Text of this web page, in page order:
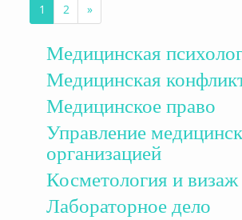
1
(текущая)
2
»
Далее
Медицинская
Медицинская
Медицинское право
Управление
организацией
Косметология и визаж
Лабораторное дело